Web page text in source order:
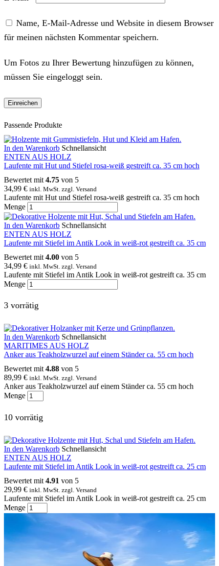
Name, E-Mail-Adresse und Website in diesem Browser
für meinen nächsten Kommentar speichern.
Um Fotos zu Ihrer Bewertung hinzufügen zu können,
müssen Sie eingeloggt sein.
Passende Produkte
In den Warenkorb Schnellansicht
ENTEN AUS HOLZ
Laufente mit Hut und Stiefel rosa-weiß gestreift ca. 35 cm hoch
Bewertet mit 4.75 von 5
34,99 € inkl. MwSt. zzgl. Versand
Laufente mit Hut und Stiefel rosa-weiß gestreift ca. 35 cm hoch
Menge
In den Warenkorb Schnellansicht
ENTEN AUS HOLZ
Laufente mit Stiefel im Antik Look in weiß-rot gestreift ca. 35 cm
Bewertet mit 4.00 von 5
34,99 € inkl. MwSt. zzgl. Versand
Laufente mit Stiefel im Antik Look in weiß-rot gestreift ca. 35 cm
Menge
3 vorrätig
In den Warenkorb Schnellansicht
MARITIMES AUS HOLZ
Anker aus Teakholzwurzel auf einem Ständer ca. 55 cm hoch
Bewertet mit4.88 von 5
89,99 € inkl. MwSt. zzgl. Versand
Anker aus Teakholzwurzel auf einem Ständer ca. 55 cm hoch
Menge
10 vorrätig
In den Warenkorb Schnellansicht
ENTEN AUS HOLZ
Laufente mit Stiefel im Antik Look in weiß-rot gestreift ca. 25 cm
Bewertet mit 4.91 von 5
29,99 € inkl. MwSt. zzgl. Versand
Laufente mit Stiefel im Antik Look in weiß-rot gestreift ca. 25 cm
Menge